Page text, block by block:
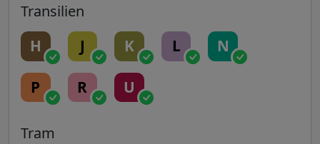
Transilien
H J K L N
P R U
Tram